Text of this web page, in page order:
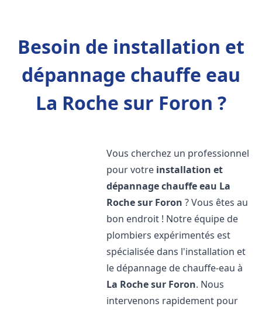
Besoin de installation et
dépannage chauffe eau
La Roche sur Foron ?
Vous cherchez un professionnel
pour votre installation et
dépannage chauffe eau La
Roche sur Foron ? Vous êtes au
bon endroit ! Notre équipe de
plombiers expérimentés est
spécialisée dans l'installation et
le dépannage de chauffe-eau à
La Roche sur Foron. Nous
intervenons rapidement pour